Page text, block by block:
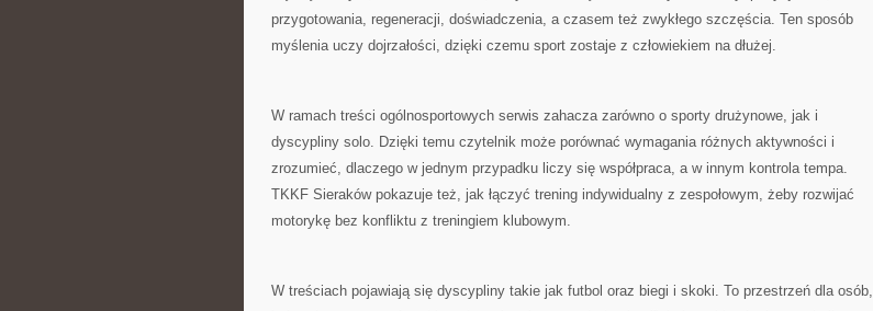
przygotowania, regeneracji, doświadczenia, a czasem też zwykłego szczęścia. Ten sposób
myślenia uczy dojrzałości, dzięki czemu sport zostaje z człowiekiem na dłużej.
W ramach treści ogólnosportowych serwis zahacza zarówno o sporty drużynowe, jak i
dyscypliny solo. Dzięki temu czytelnik może porównać wymagania różnych aktywności i
zrozumieć, dlaczego w jednym przypadku liczy się współpraca, a w innym kontrola tempa.
TKKF Sieraków pokazuje też, jak łączyć trening indywidualny z zespołowym, żeby rozwijać
motorykę bez konfliktu z treningiem klubowym.
W treściach pojawiają się dyscypliny takie jak futbol oraz biegi i skoki. To przestrzeń dla osób,